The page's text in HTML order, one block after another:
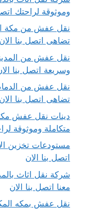
وموثوقة لراحتك
تضاهى اتصل بنا الان
وسريعة اتصل بنا
تضاهى اتصل بنا الان
متكاملة وموثوقة
اتصل بنا الان
معنا اتصل بنا الان